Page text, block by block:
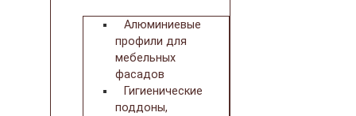
Алюминиевые
профили для
мебельных
фасадов
Гигиенические
поддоны,